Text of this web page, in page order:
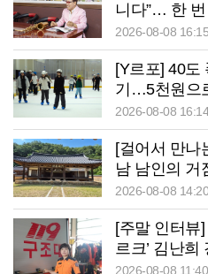
니다”… 한
소폰으로 이
2026-08-08
[Y르포] 40도
기…5천원으
2026-08-08
[걸어서 만나
남 남인의 거
암서원
2026-08-08
[주말 인터뷰
르크’ 김난희
책임지겠습니
2026-08-08